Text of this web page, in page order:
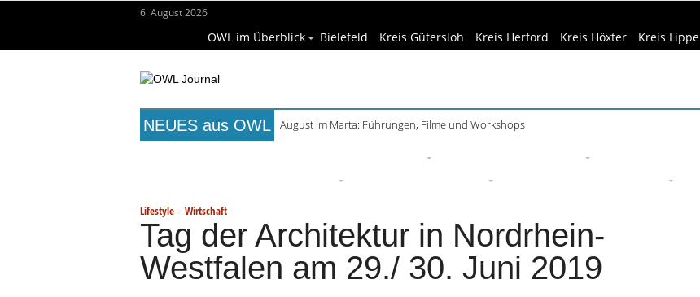
6. August 2026
OWL im Überblick Bielefeld Kreis Gütersloh Kreis Herford Kreis Höxter Kreis Lippe
NEUES aus OWL August im Marta: Führungen, Filme und Workshops
Lifestyle - Wirtschaft
Tag der Architektur in Nordrhein-
Westfalen am 29./ 30. Juni 2019